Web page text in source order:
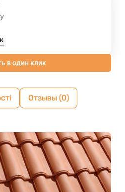
в один клик
Отзывы (0)